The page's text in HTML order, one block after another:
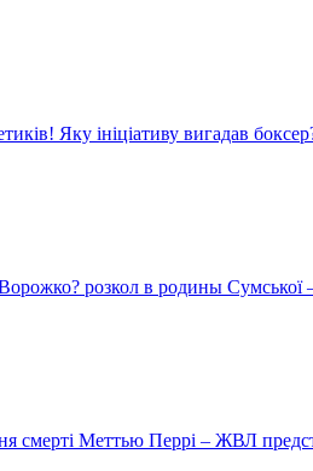
Яку ініціативу вигадав
розкол в родины
смерті Меттью Перрі – ЖВЛ